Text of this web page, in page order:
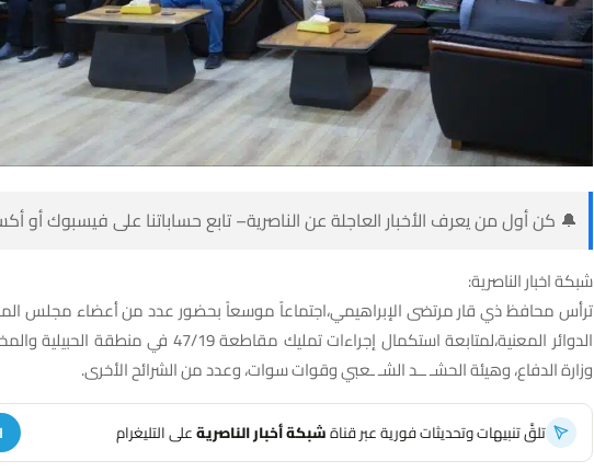
🔔 كن أول من يعرف الأخبار العاجلة عن الناصرية– تابع حساباتنا على فيسبوك أو
شبكة اخبار الناصرية:
ترأس محافظ ذي قار مرتضى الإبراهيمي،اجتماعاً موسعاً بحضور عدد من أعضاء مجلس
الدوائر المعنية،لمتابعة استكمال إجراءات تمليك مقاطعة
وزارة الدفاع، وهيئة الحشـ ــد الشـ ـعبي وقوات سوات، وعدد من الشرائح الأخرى.
تلقَّ تنبيهات وتحديثات فورية عبر قناةشبكة أخبار الناصريةعلى التليغرام